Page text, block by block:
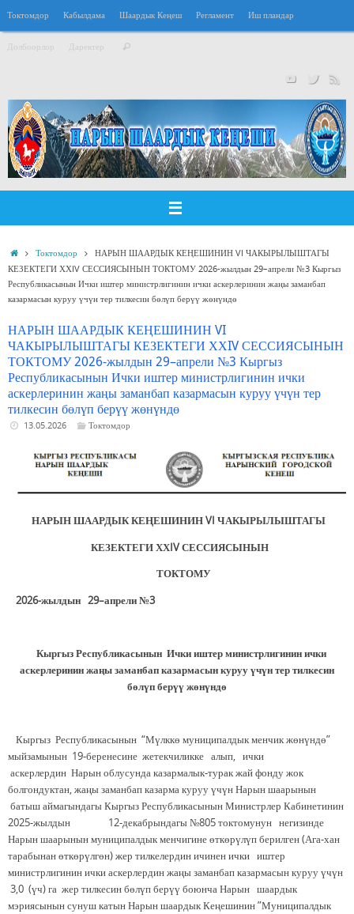
содержимому
Токтомдор Кабылдама Шаардык Кеңеш Регламент Иш пландар
Долбоорлор Даректер Поиск
ГлавнаяТоктомдор
НАРЫН ШААРДЫК КЕҢЕШИНИН VI ЧАКЫРЫЛЫШТАГЫ
КЕЗЕКТЕГИ ХХIV СЕССИЯСЫНЫН ТОКТОМУ 2026-жылдын 29–апрели №3 Кыргыз
Республикасынын Ички иштер министрлигинин ички аскерлеринин жаңы заманбап
казармасын куруу үчүн тер тилкесин бөлүп берүү жөнүндө
НАРЫН ШААРДЫК КЕҢЕШИНИН VI
ЧАКЫРЫЛЫШТАГЫ КЕЗЕКТЕГИ ХХIV СЕССИЯСЫНЫН
ТОКТОМУ 2026-жылдын 29–апрели №3 Кыргыз
Республикасынын Ички иштер министрлигинин ички
аскерлеринин жаңы заманбап казармасын куруу үчүн тер
тилкесин бөлүп берүү жөнүндө
13.05.2026 Токтомдор
НАРЫН ШААРДЫК КЕҢЕШИНИН VI ЧАКЫРЫЛЫШТАГЫ
КЕЗЕКТЕГИ ХХIVСЕССИЯСЫНЫН
ТОКТОМУ
2026-жылдын 29–апрели№3
Кыргыз Республикасынын Ички иштер министрлигинин ички
аскерлеринин жаңы заманбап казармасын куруу үчүн тер тилкесин
бөлүп берүү жөнүндө
Кыргыз Республикасынын “Мүлккө муниципалдык менчик жөнүндө”
мыйзамынын 19-беренесине жетекчиликке алып, ички
аскерлердин Нарын облусунда казармалык-турак жай фонду жок
болгондуктан, жаңы заманбап казарма куруу үчүн Нарын шаарынын
батыш аймагындагы Кыргыз Республикасынын Министрлер Кабинетинин
2025-жылдын 12-декабрындагы №805 токтомунун негизинде
Нарын шаарынын муниципалдык менчигине өткөрүлүп берилген (Ага-хан
тарабынан өткөрүлгөн) жер тилкелердин ичинен ички иштер
министрлигинин ички аскерлердин жаңы заманбап казармасын куруу үчүн
3,0 (үч) га жер тилкесин бөлүп берүү боюнча Нарын шаардык
мэриясынын сунуш катын Нарын шаардык Кеңешинин ”Муниципалдык